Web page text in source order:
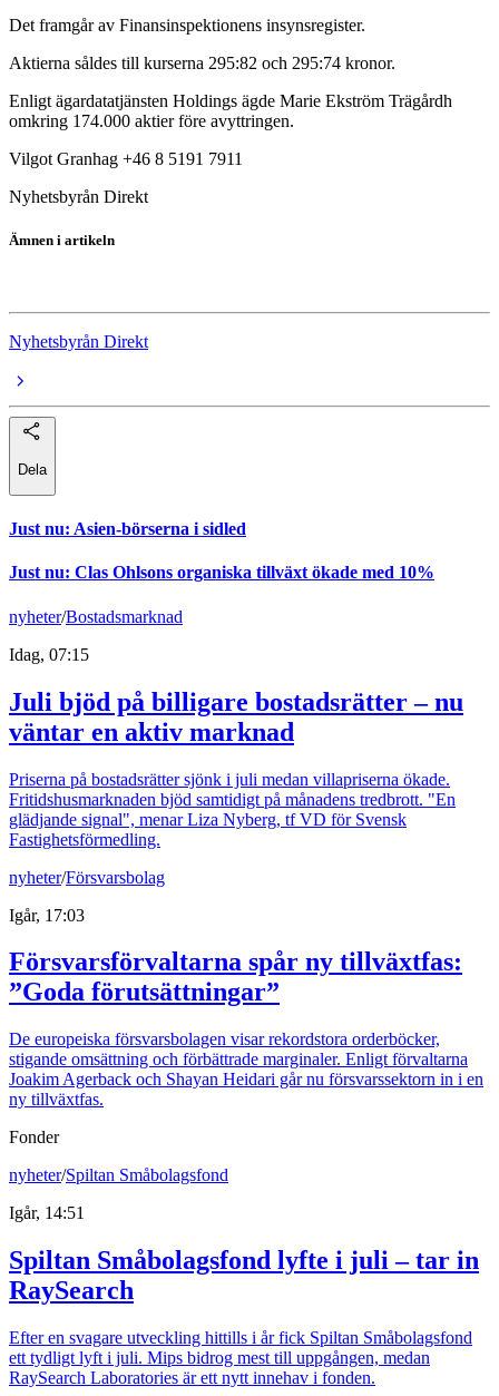
Det framgår av Finansinspektionens insynsregister.
Aktierna såldes till kurserna 295:82 och 295:74 kronor.
Enligt ägardatatjänsten Holdings ägde Marie Ekström Trägårdh
omkring 174.000 aktier före avyttringen.
Vilgot Granhag +46 8 5191 7911
Nyhetsbyrån Direkt
Ämnen i artikeln
Nyhetsbyrån Direkt
Dela
Just nu: Asien-börserna i sidled
Just nu: Clas Ohlsons organiska tillväxt ökade med 10%
nyheter/Bostadsmarknad
Idag, 07:15
Juli bjöd på billigare bostadsrätter – nu
väntar en aktiv marknad
Priserna på bostadsrätter sjönk i juli medan villapriserna ökade.
Fritidshusmarknaden bjöd samtidigt på månadens tredbrott. "En
glädjande signal", menar Liza Nyberg, tf VD för Svensk
Fastighetsförmedling.
nyheter/Försvarsbolag
Igår, 17:03
Försvarsförvaltarna spår ny tillväxtfas:
”Goda förutsättningar”
De europeiska försvarsbolagen visar rekordstora orderböcker,
stigande omsättning och förbättrade marginaler. Enligt förvaltarna
Joakim Agerback och Shayan Heidari går nu försvarssektorn in i en
ny tillväxtfas.
Fonder
nyheter/Spiltan Småbolagsfond
Igår, 14:51
Spiltan Småbolagsfond lyfte i juli – tar in
RaySearch
Efter en svagare utveckling hittills i år fick Spiltan Småbolagsfond
ett tydligt lyft i juli. Mips bidrog mest till uppgången, medan
RaySearch Laboratories är ett nytt innehav i fonden.